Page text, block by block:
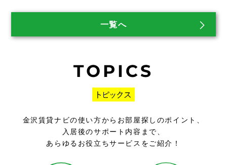
一覧へ
金沢賃貸ナビの使い方からお部屋探しのポイント、
入居後のサポート内容まで、
あらゆるお役立ちサービスをご紹介！